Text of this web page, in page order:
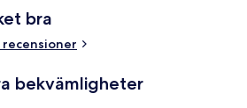
bra
recensioner
bekvämligheter